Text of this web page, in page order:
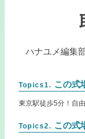
ハナユメ編集
Topics1. この式
東京駅徒歩5分！自
Topics2. この式